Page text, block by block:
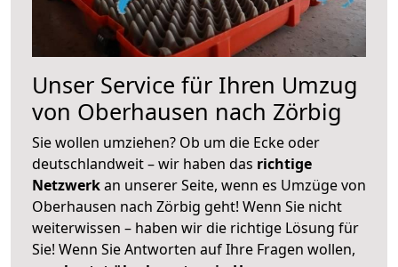
Unser Service für Ihren Umzug
von Oberhausen nach Zörbig
Sie wollen umziehen? Ob um die Ecke oder
deutschlandweit – wir haben das richtige
Netzwerkan unserer Seite, wenn es Umzüge von
Oberhausen nach Zörbig geht! Wenn Sie nicht
weiterwissen – haben wir die richtige Lösung für
Sie! Wenn Sie Antworten auf Ihre Fragen wollen,